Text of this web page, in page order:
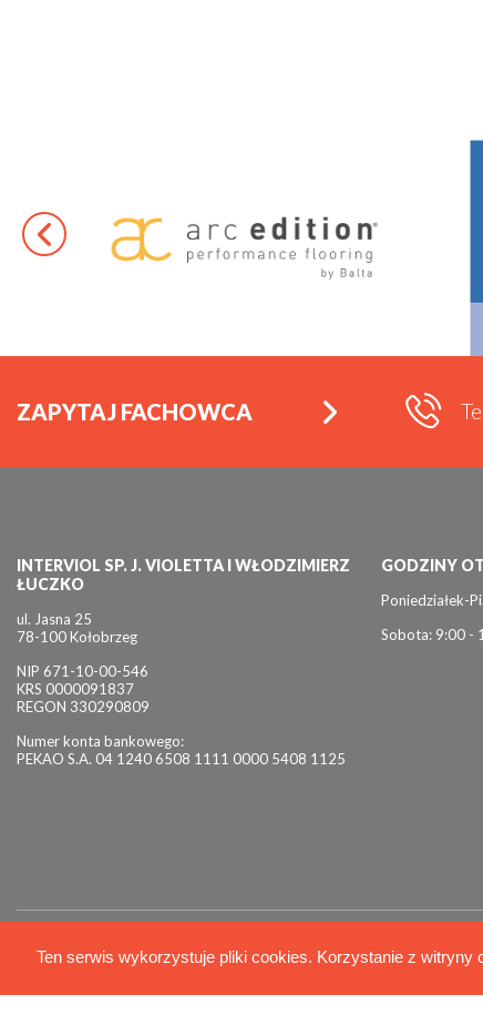
ZAPYTAJ FACHOWCA
INTERVIOL SP. J. VIOLETTA I WŁODZIMIERZ
ŁUCZKO
ul. Jasna 25
78-100 Kołobrzeg
NIP 671-10-00-546
KRS 0000091837
REGON 330290809
Numer konta bankowego:
PEKAO S.A. 04 1240 6508 1111 0000 5408 1125
GODZINY
Poniedziałek-
Sobota: 9:00 -
© 2026 Interviol
Ten serwis wykorzystuje pliki cookies. Korzystanie z